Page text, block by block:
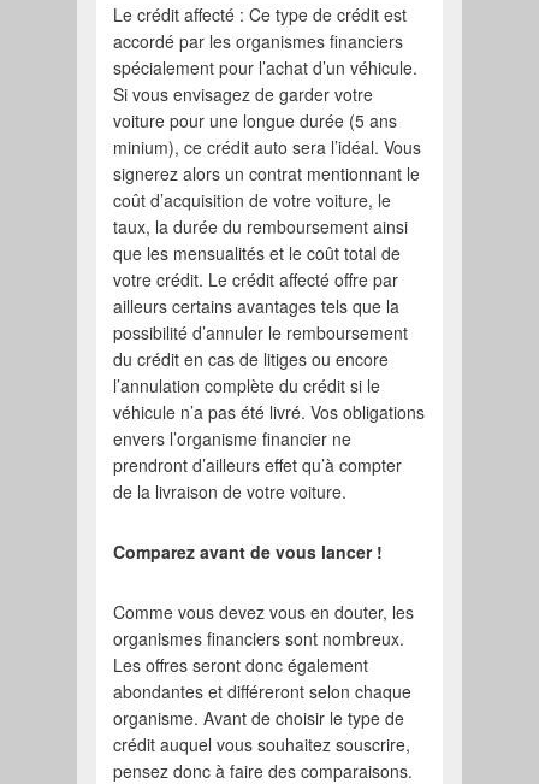
Le crédit affecté : Ce type de crédit est
accordé par les organismes financiers
spécialement pour l’achat d’un véhicule.
Si vous envisagez de garder votre
voiture pour une longue durée (5 ans
minium), ce crédit auto sera l’idéal. Vous
signerez alors un contrat mentionnant le
coût d’acquisition de votre voiture, le
taux, la durée du remboursement ainsi
que les mensualités et le coût total de
votre crédit. Le crédit affecté offre par
ailleurs certains avantages tels que la
possibilité d’annuler le remboursement
du crédit en cas de litiges ou encore
l’annulation complète du crédit si le
véhicule n’a pas été livré. Vos obligations
envers l’organisme financier ne
prendront d’ailleurs effet qu’à compter
de la livraison de votre voiture.
Comparez avant de vous lancer !
Comme vous devez vous en douter, les
organismes financiers sont nombreux.
Les offres seront donc également
abondantes et différeront selon chaque
organisme. Avant de choisir le type de
crédit auquel vous souhaitez souscrire,
pensez donc à faire des comparaisons.